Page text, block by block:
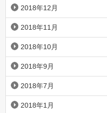
2018年12月
2018年11月
2018年10月
2018年9月
2018年7月
2018年1月